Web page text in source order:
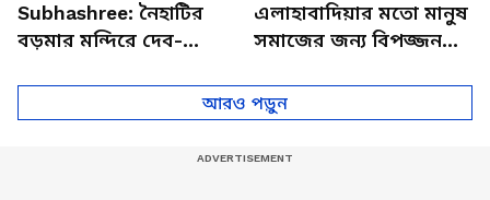
Subhashree: নৈহাটির
বড়মার মন্দিরে দেব-
এলাহাবাদিয়ার মতো মানুষ
সমাজের জন্য বিপজ্জনক :
আরও পড়ুন